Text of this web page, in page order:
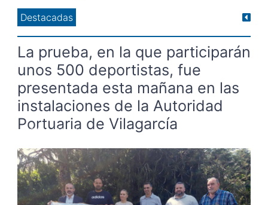
Destacadas
La prueba, en la que participarán
unos 500 deportistas, fue
presentada esta mañana en las
instalaciones de la Autoridad
Portuaria de Vilagarcía
22/03/2024